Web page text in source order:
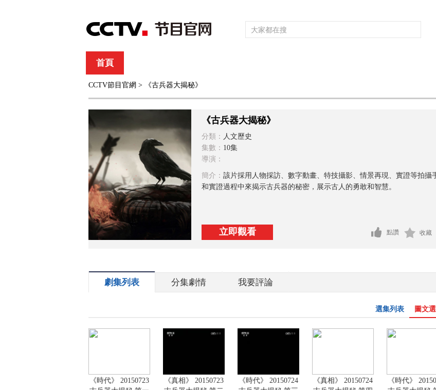
首頁
綜合 新聞 財經 綜藝 中文國際
CCTV節目官網 > 《古兵器大揭秘》
《古兵器大揭秘》
分類： 人文歷史
集數： 10集
導演：
簡介： 該片採用人物採訪、數字動畫、特技攝影、情景再現、實證等拍
和實證過程中來揭示古兵器的秘密，展示古人的勇敢和智慧。
立即觀看 點讚 收藏
劇集列表 分集劇情 我要評論
圖文
選集列表
《時代》 20150723
《真相》 20150723
《時代》 20150724
《真相》 20150724
《時代》